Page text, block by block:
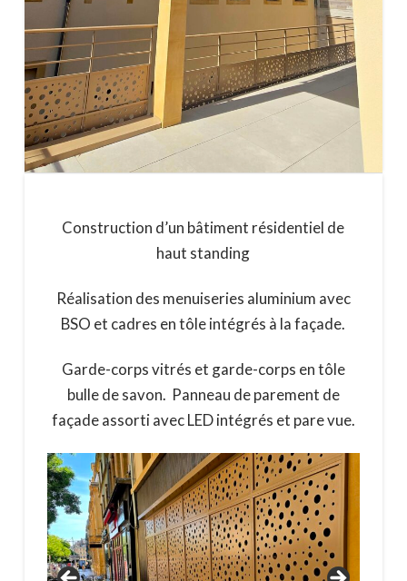
Construction d’un bâtiment résidentiel de
haut standing
Réalisation des menuiseries aluminium avec
BSO et cadres en tôle intégrés à la façade.
Garde-corps vitrés et garde-corps en tôle
bulle de savon. Panneau de parement de
façade assorti avec LED intégrés et pare vue.